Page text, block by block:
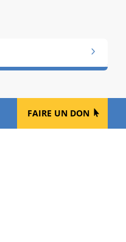
FAIRE UN DON